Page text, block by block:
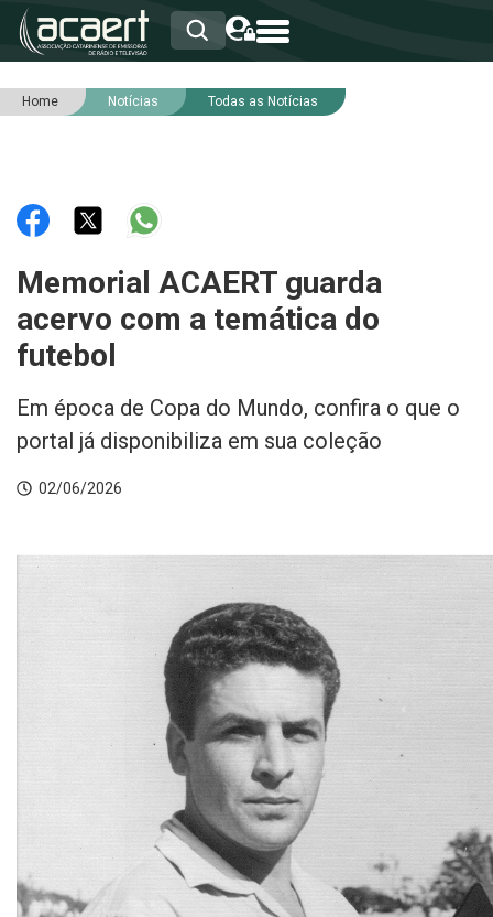
HOME
RNA
NOTÍCIAS
INTEGRIDADE
Home Notícias Todas as Notícias
Memorial ACAERT guarda
acervo com a temática do
futebol
Em época de Copa do Mundo, confira o que o
portal já disponibiliza em sua coleção
02/06/2026